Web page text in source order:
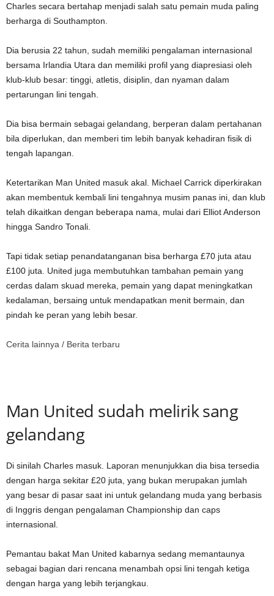
Charles secara bertahap menjadi salah satu pemain muda paling
berharga di Southampton.
Dia berusia 22 tahun, sudah memiliki pengalaman internasional
bersama Irlandia Utara dan memiliki profil yang diapresiasi oleh
klub-klub besar: tinggi, atletis, disiplin, dan nyaman dalam
pertarungan lini tengah.
Dia bisa bermain sebagai gelandang, berperan dalam pertahanan
bila diperlukan, dan memberi tim lebih banyak kehadiran fisik di
tengah lapangan.
Ketertarikan Man United masuk akal. Michael Carrick diperkirakan
akan membentuk kembali lini tengahnya musim panas ini, dan klub
telah dikaitkan dengan beberapa nama, mulai dari Elliot Anderson
hingga Sandro Tonali.
Tapi tidak setiap penandatanganan bisa berharga £70 juta atau
£100 juta. United juga membutuhkan tambahan pemain yang
cerdas dalam skuad mereka, pemain yang dapat meningkatkan
kedalaman, bersaing untuk mendapatkan menit bermain, dan
pindah ke peran yang lebih besar.
Cerita lainnya / Berita terbaru
Man United sudah melirik sang
gelandang
Di sinilah Charles masuk. Laporan menunjukkan dia bisa tersedia
dengan harga sekitar £20 juta, yang bukan merupakan jumlah
yang besar di pasar saat ini untuk gelandang muda yang berbasis
di Inggris dengan pengalaman Championship dan caps
internasional.
Pemantau bakat Man United kabarnya sedang memantaunya
sebagai bagian dari rencana menambah opsi lini tengah ketiga
dengan harga yang lebih terjangkau.